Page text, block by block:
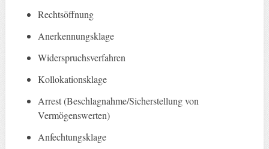
Rechtsöffnung
Anerkennungsklage
Widerspruchsverfahren
Kollokationsklage
Arrest (Beschlagnahme/Sicherstellung von
Vermögenswerten)
Anfechtungsklage